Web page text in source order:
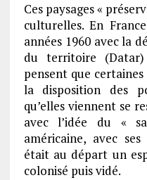
Ces paysages «
culturelles. En
années 1960 avec la
du territoire
pensent que
la disposition des
qu’elles viennent se
avec l’idée du «
américaine, avec ses
était au départ un
colonisé puis vidé.